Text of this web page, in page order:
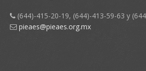
(644)-415-20-19, (644)-413-59-63 y
pieaes@pieaes.org.mx